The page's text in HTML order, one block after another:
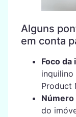
Alguns
em conta
Foco da
inquilino
Product
do